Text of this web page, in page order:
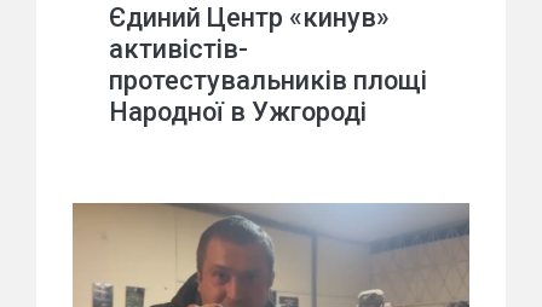
Єдиний Центр «кинув»
активістів-
протестувальників площі
Народної в Ужгороді